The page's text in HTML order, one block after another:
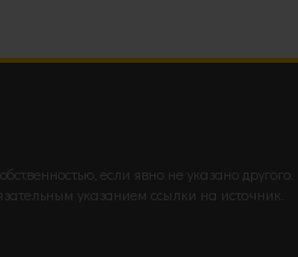
если явно не указано
указанием ссылки на источник.